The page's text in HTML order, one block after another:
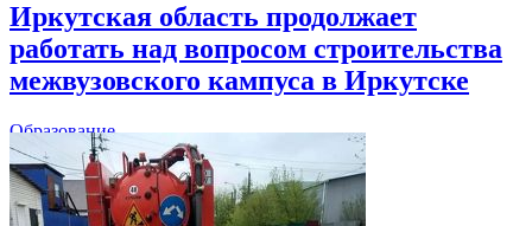
Иркутская область продолжает
работать над вопросом строительства
межвузовского кампуса в Иркутске
Образование